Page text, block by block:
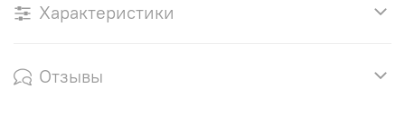
Характеристики
Отзывы